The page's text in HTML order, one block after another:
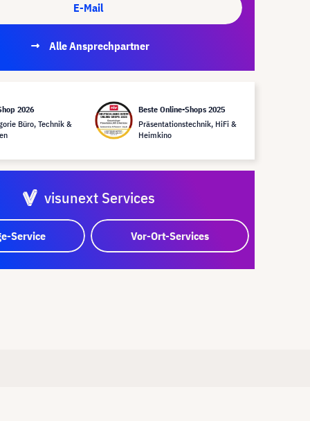
E-Mail
Alle Ansprechpartner
2026
Büro, Technik &
Beste Online-Shops 2025
Präsentationstechnik, HiFi &
Heimkino
visunext Services
Service Vor-Ort-Services